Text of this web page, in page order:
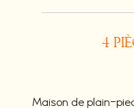
4
Maison de plain-